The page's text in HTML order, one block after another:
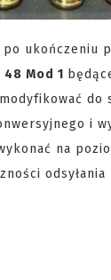
ukończeniu
48 Mod 1
do
i
na
odsyłania